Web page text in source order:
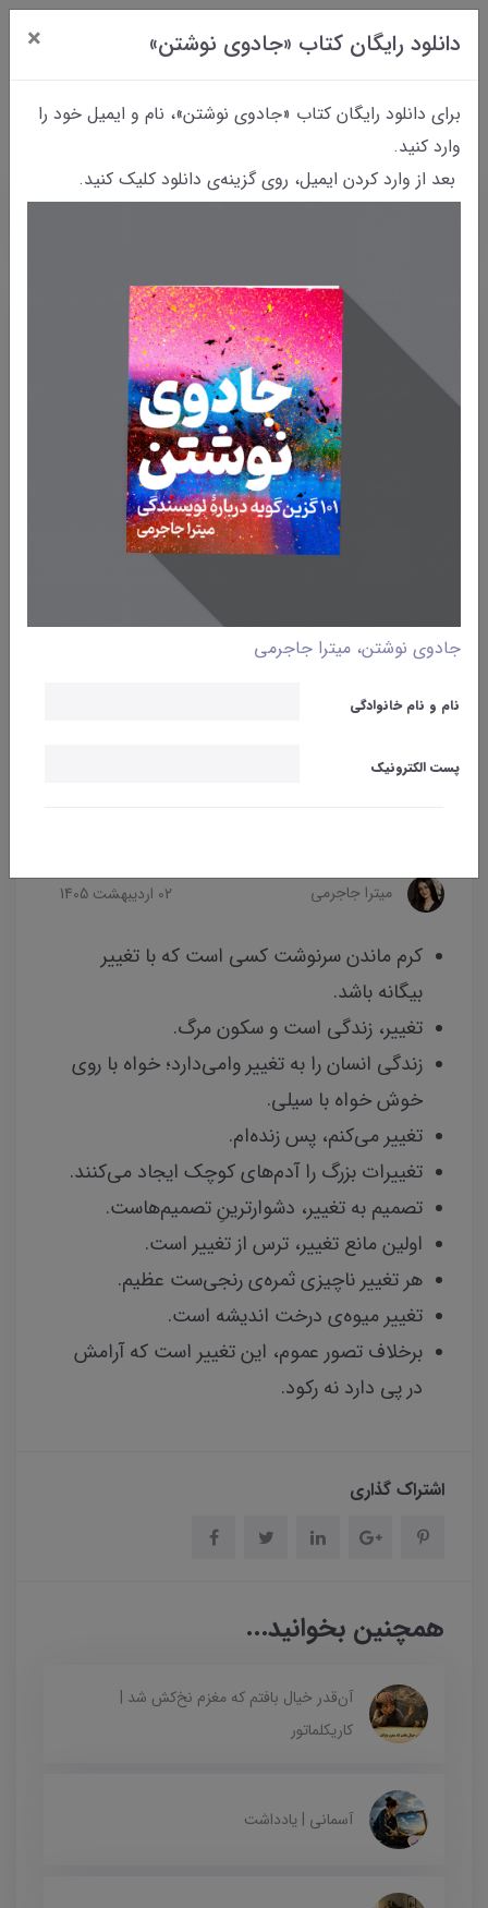
دانلود رایگان کتاب «جادوی نوشتن» ×
برای دانلود رایگان کتاب «جادوی نوشتن»، نام و ایمیل خود را
وارد کنید.
بعد از وارد کردن ایمیل، روی گزینه‌ی دانلود کلیک کنید.
جادوی نوشتن، میترا جاجرمی
نام و نام خانوادگی
پست الکترونیک
میترا جاجرمی 02 ارديبهشت 1405
کرم ماندن سرنوشت کسی است که با تغییر
بیگانه باشد.
تغییر، زندگی‌ است و سکون مرگ.
زندگی انسان را به تغییر وامی‌دارد؛ خواه با روی
خوش خواه با سیلی.
تغییر می‌کنم، پس زنده‌ام.
تغییرات بزرگ را آدم‌های کوچک ایجاد می‌کنند.
تصمیم به تغییر، دشوارترینِ تصمیم‌هاست.
اولین مانع تغییر، ترس از تغییر است.
هر تغییر ناچیزی ثمره‌ی رنجی‌ست عظیم.
تغییر میوه‌ی درخت اندیشه است.
برخلاف تصور عموم، این تغییر است که آرامش
در پی دارد نه رکود.
اشتراک گذاری
همچنین بخوانید...
آن‌قدر خیال بافتم که مغزم نخ‌کش شد |
کاریکلماتور
آسمانی | یادداشت